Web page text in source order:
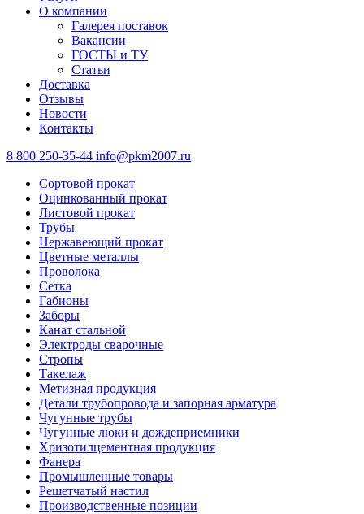
О компании
Галерея поставок
Вакансии
ГОСТЫ и ТУ
Статьи
Доставка
Отзывы
Новости
Контакты
8 800 250-35-44 info@pkm2007.ru
Сортовой прокат
Оцинкованный прокат
Листовой прокат
Трубы
Нержавеющий прокат
Цветные металлы
Проволока
Сетка
Габионы
Заборы
Канат стальной
Электроды сварочные
Стропы
Такелаж
Метизная продукция
Детали трубопровода и запорная арматура
Чугунные трубы
Чугунные люки и дождеприемники
Хризотилцементная продукция
Фанера
Промышленные товары
Решетчатый настил
Производственные позиции